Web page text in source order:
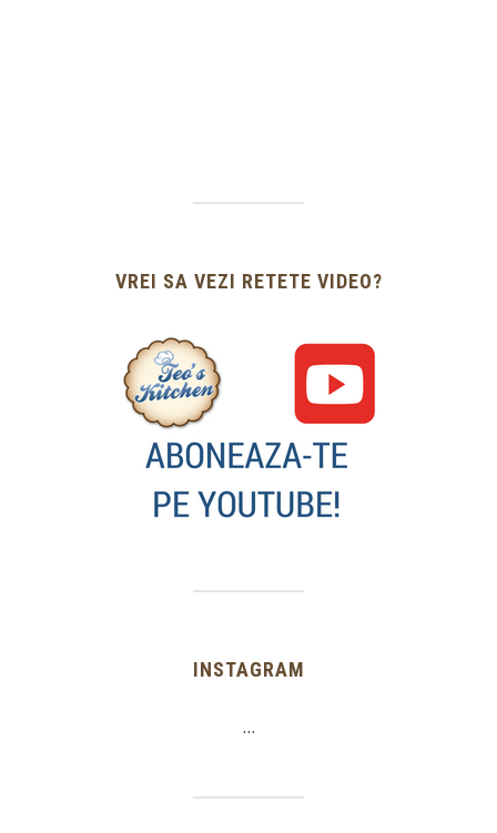
VREI SA VEZI RETETE VIDEO?
INSTAGRAM
…